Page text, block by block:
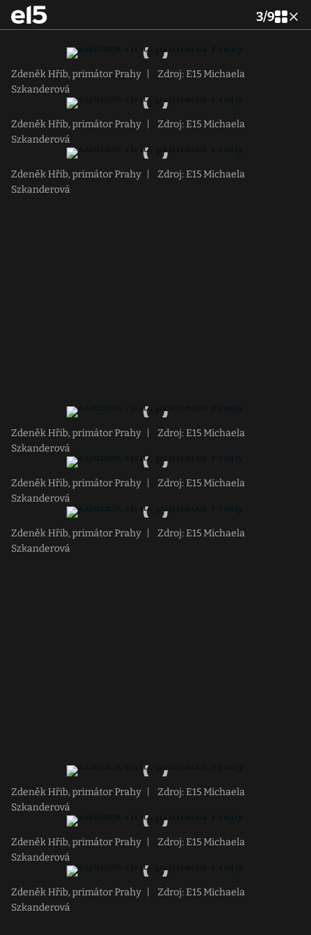
3/9
Zdeněk Hřib, primátor Prahy
Zdroj: E15 Michaela
Szkanderová
Zdeněk Hřib, primátor Prahy
Zdroj: E15 Michaela
Szkanderová
Zdeněk Hřib, primátor Prahy
Zdroj: E15 Michaela
Szkanderová
Zdeněk Hřib, primátor Prahy
Zdroj: E15 Michaela
Szkanderová
Zdeněk Hřib, primátor Prahy
Zdroj: E15 Michaela
Szkanderová
Zdeněk Hřib, primátor Prahy
Zdroj: E15 Michaela
Szkanderová
Zdeněk Hřib, primátor Prahy
Zdroj: E15 Michaela
Szkanderová
Zdeněk Hřib, primátor Prahy
Zdroj: E15 Michaela
Szkanderová
Zdeněk Hřib, primátor Prahy
Zdroj: E15 Michaela
Szkanderová